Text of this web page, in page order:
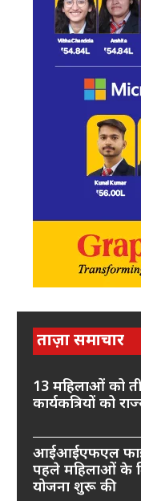
ताज़ा समाचार
13 महिलाओं को
कार्यकत्रियों को
आईआईएफएल
पहले महिलाओं के
योजना शुरू की